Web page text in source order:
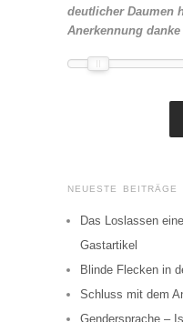
deutlicher Daumen
Anerkennung
NEUESTE BEITRÄGE
Das Loslassen
Gastartikel
Blinde Flecken in
Schluss mit dem
Gendersprache –